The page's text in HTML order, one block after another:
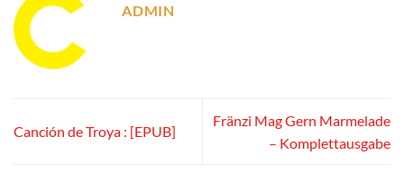
ADMIN
Canción de Troya : [EPUB]
Fränzi Mag Gern Marmelade
– Komplettausgabe